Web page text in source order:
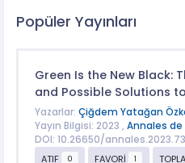
Popüler Yayınları
Green Is the New Black:
and Possible Solutions
Yazarlar: Çiğdem Yatağan
Yayın Bilgisi: 2023 , Annales de
DOI: 10.26650/
ATIF
0 FAVORİ 1